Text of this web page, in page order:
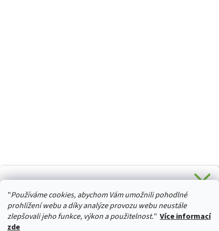
"Používáme cookies, abychom Vám umožnili pohodlné
prohlížení webu a díky analýze provozu webu neustále
zlepšovali jeho funkce, výkon a použitelnost." Více informací
zde
HURTTA-COLLECTION.CZ
Stačí se přihlásit k odběru novinek z našeho obchodu a je
Vaše :)